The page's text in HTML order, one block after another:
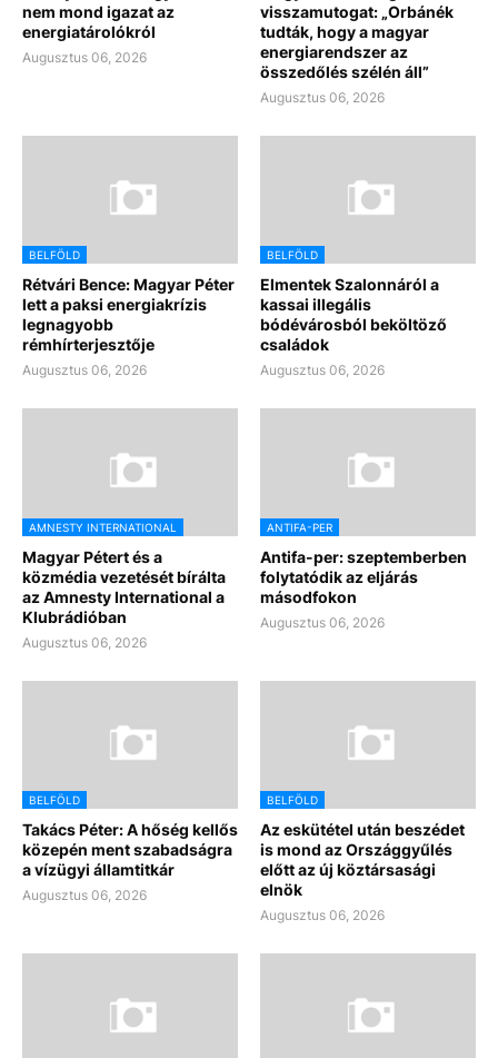
nem mond igazat az
energiatárolókról
Augusztus 06, 2026
visszamutogat: „Orbánék
tudták, hogy a magyar
energiarendszer az
összedőlés szélén áll”
Augusztus 06, 2026
BELFÖLD
Rétvári Bence: Magyar Péter
lett a paksi energiakrízis
legnagyobb
rémhírterjesztője
Augusztus 06, 2026
BELFÖLD
Elmentek Szalonnáról a
kassai illegális
bódévárosból beköltöző
családok
Augusztus 06, 2026
AMNESTY INTERNATIONAL
Magyar Pétert és a
közmédia vezetését bírálta
az Amnesty International a
Klubrádióban
Augusztus 06, 2026
ANTIFA-PER
Antifa-per: szeptemberben
folytatódik az eljárás
másodfokon
Augusztus 06, 2026
BELFÖLD
Takács Péter: A hőség kellős
közepén ment szabadságra
a vízügyi államtitkár
Augusztus 06, 2026
BELFÖLD
Az eskütétel után beszédet
is mond az Országgyűlés
előtt az új köztársasági
elnök
Augusztus 06, 2026